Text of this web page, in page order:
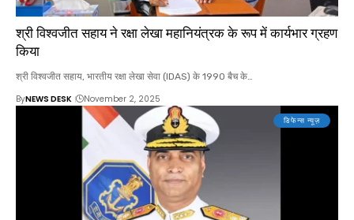
श्री विश्वजीत सहाय ने रक्षा लेखा महानियंत्रक के रूप में कार्यभार ग्रहण
किया
श्री विश्वजीत सहाय, भारतीय रक्षा लेखा सेवा (IDAS) के 1990 बैच के…
ByNEWS DESK November 2, 2025
डिफेन्स न्यूज़